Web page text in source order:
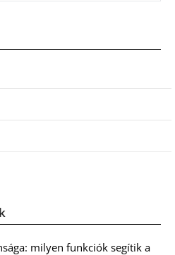
milyen funkciók segítik a